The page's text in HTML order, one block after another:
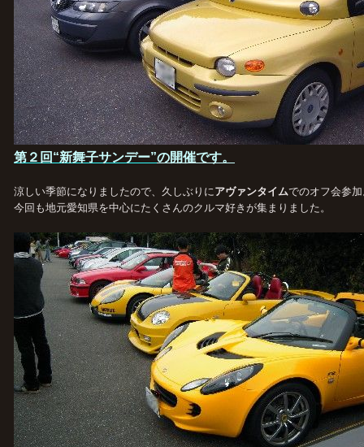
第２回“新舞子サンデー”の開催です。
涼しい季節になりましたので、久しぶりにアヴァンタイムでのオフ会参
今回も地元愛知県を中心にたくさんのクルマ好きが集まりました。